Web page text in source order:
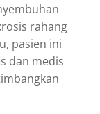
rahang
pasien ini
dan medis